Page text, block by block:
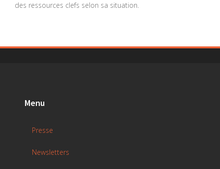
des ressources clefs selon sa situation.
Menu
Presse
Newsletters